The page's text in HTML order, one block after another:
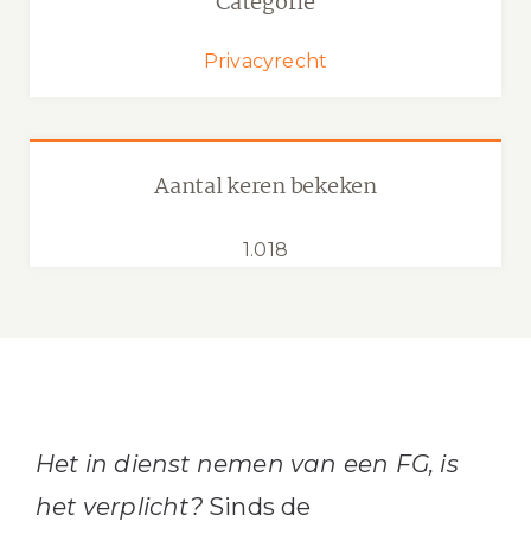
Privacyrecht
Aantal keren bekeken
1.018
Het in dienst nemen van een FG, is
het verplicht?Sinds de